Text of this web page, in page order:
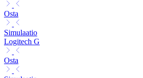
Osta
Simulaatio
Logitech G
Osta